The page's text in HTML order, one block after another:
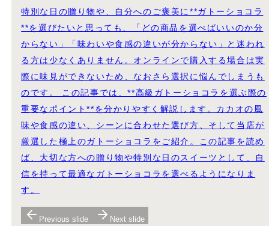
特別な日の贈り物や、自分へのご褒美に**ガトーショコラ
**を選びたいと思っても、「どの商品を選べばいいのか分
からない」「味わいや食感の違いが分からない」と迷われ
る方は少なくありません。オンラインで購入する場合は実
際に味見ができないため、なおさら選択に悩んでしまうも
のです。 この記事では、**高級ガトーショコラを選ぶ際の
重要なポイント**を分かりやすく解説します。カカオの風
味や食感の違い、シーンに合わせた選び方、そして当店が
厳選した極上のガトーショコラをご紹介。この記事を読め
ば、大切な方への贈り物や特別な日のスイーツとして、自
信を持って最適なガトーショコラを選べるようになりま
す。
Previous slide Next slide